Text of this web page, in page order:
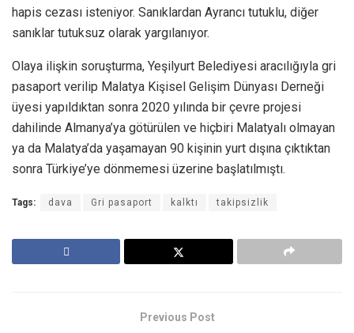
hapis cezası isteniyor. Sanıklardan Ayrancı tutuklu, diğer
sanıklar tutuksuz olarak yargılanıyor.
Olaya ilişkin soruşturma, Yeşilyurt Belediyesi aracılığıyla gri
pasaport verilip Malatya Kişisel Gelişim Dünyası Derneği
üyesi yapıldıktan sonra 2020 yılında bir çevre projesi
dahilinde Almanya’ya götürülen ve hiçbiri Malatyalı olmayan
ya da Malatya’da yaşamayan 90 kişinin yurt dışına çıktıktan
sonra Türkiye’ye dönmemesi üzerine başlatılmıştı.
Tags: dava Gri pasaport kalktı takipsizlik
Previous Post